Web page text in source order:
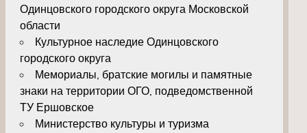
Одинцовского городского округа Московской
области
Культурное наследие Одинцовского
городского округа
Мемориалы, братские могилы и памятные
знаки на территории ОГО, подведомственной
ТУ Ершовское
Министерство культуры и туризма